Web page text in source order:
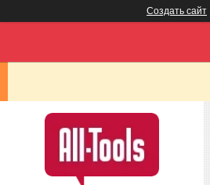
Создать сайт